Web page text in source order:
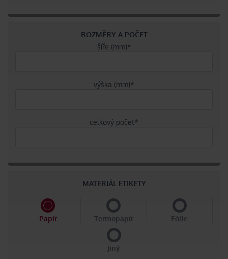
ROZMĚRY A POČET
šíře (mm)*
výška (mm)*
celkový počet*
MATERIÁL ETIKETY
Papír Termopapír Fólie
Jiný